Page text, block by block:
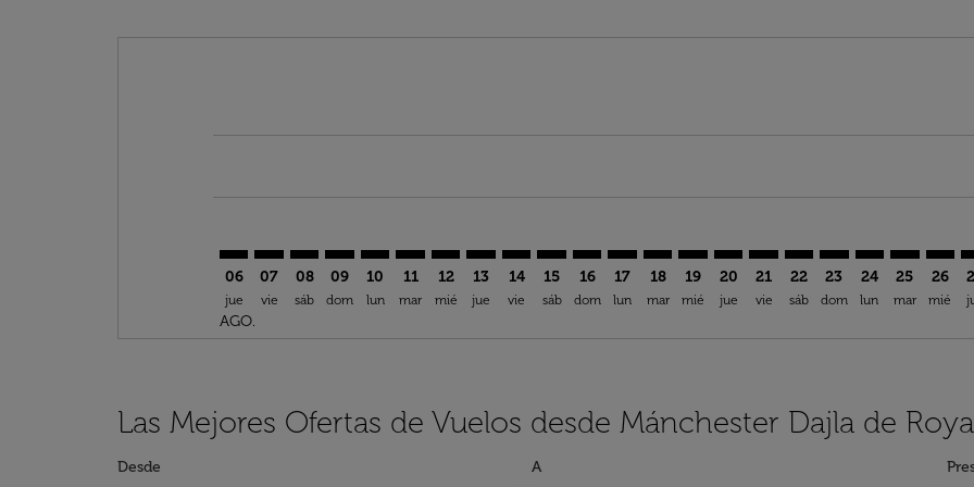
06
jue
AGO.
07
vie
08
sáb
09
dom
10
lun
11
mar
12
mié
13
jue
14
vie
15
sáb
16
dom
17
lun
18
mar
MAN–VIL: cmp-view-offers-
19
mié
MAN–VIL: cmp-view-offers-
20
jue
MAN–VIL: cmp-view-
21
vie
MAN–VIL: cmp-view-
22
sáb
MAN–VIL: cmp-
23
dom
MAN–VIL:
24
lun
25
mar
26
mié
Las Mejores Ofertas de Vuelos desde Mánchester Dajla de
Desde A